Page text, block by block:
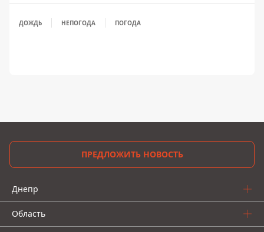
ДОЖДЬ НЕПОГОДА ПОГОДА
ПРЕДЛОЖИТЬ НОВОСТЬ
Днепр
Область